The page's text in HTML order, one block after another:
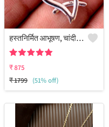
हस्तनिर्मित आभूषण, चांदी का उल्लू डिज़ाइन वाला पेंडेंट
₹875
₹1799 (51% off)